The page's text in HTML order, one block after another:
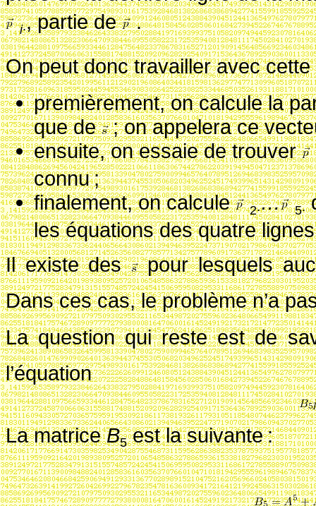
i∙, partie de .
On peut donc travailler avec
premièrement, on calcule la
que de ; on appelera ce
ensuite, on essaie de trouver
connu ;
finalement, on calcule
2∙… 5∙
les équations des quatre
Il existe des pour lesquels
Dans ces cas, le problème n’a
La question qui reste est de
l’équation
La matriceB5est la suivante :